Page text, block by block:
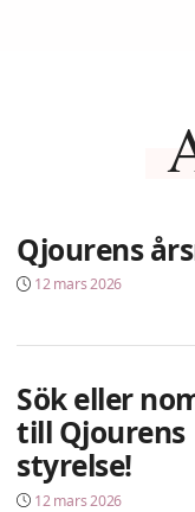
Qjourens
12 mars 2026
Sök eller
till Qjourens
styrelse!
12 mars 2026